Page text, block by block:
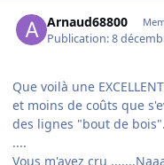
Arnaud68800
Publication:8
Que voilà une
et moins de coûts que
des lignes "bout de
....
Vous m'avez cru